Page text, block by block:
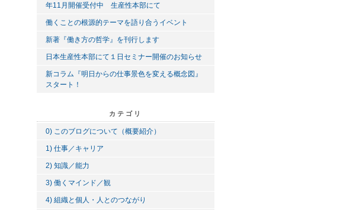
年11月開催受付中 生産性本部にて
働くことの根源的テーマを語り合うイベント
新著『働き方の哲学』を刊行します
日本生産性本部にて１日セミナー開催のお知らせ
新コラム『明日からの仕事景色を変える概念図』
スタート！
カテゴリ
0) このブログについて（概要紹介）
1) 仕事／キャリア
2) 知識／能力
3) 働くマインド／観
4) 組織と個人・人とのつながり